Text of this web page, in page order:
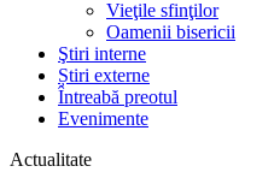
Vieţile sfinţilor
Oamenii bisericii
Ştiri interne
Știri externe
Întreabă preotul
Evenimente
Actualitate